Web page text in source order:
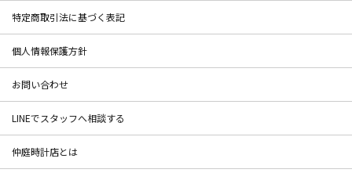
特定商取引法に基づく表記
個人情報保護方針
お問い合わせ
LINEでスタッフへ相談する
仲庭時計店とは